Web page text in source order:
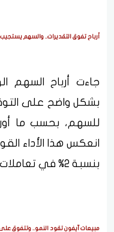
أرباح تفوق التقديرات.. والسهم
للسهم، بحسب ما
انعكس هذا الأداء
بنسبة 2% في تعاملات ما بعد الإغلاق.
مبيعات آيفون تقود النمو.. وتتفوق